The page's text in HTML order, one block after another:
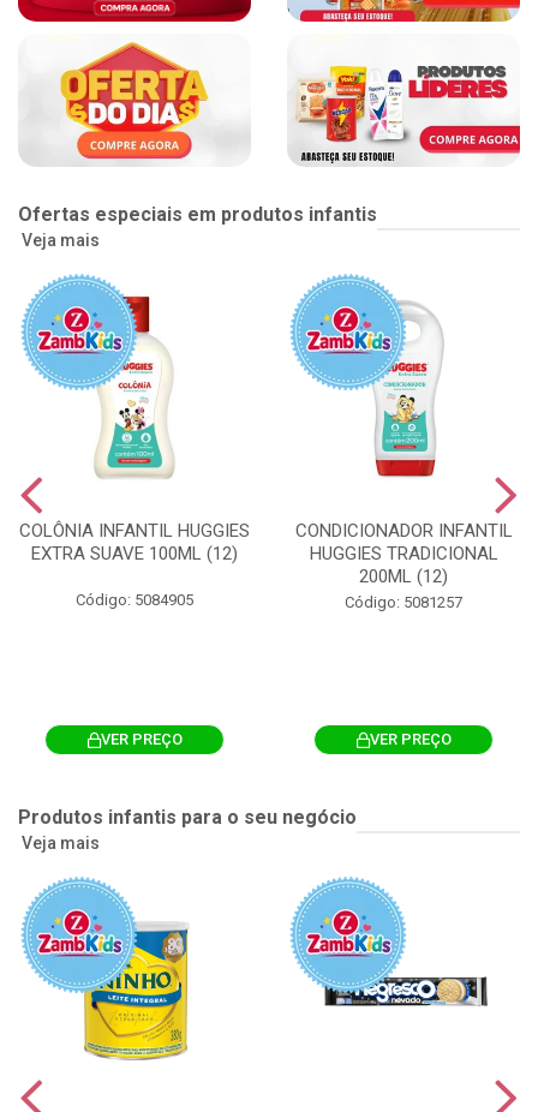
Ofertas especiais em produtos infantis
Veja mais
COLÔNIA INFANTIL HUGGIES
EXTRA SUAVE 100ML (12)
Código: 5084905
VER PREÇO
CONDICIONADOR INFANTIL
HUGGIES TRADICIONAL
200ML (12)
Código: 5081257
VER PREÇO
Produtos infantis para o seu negócio
Veja mais